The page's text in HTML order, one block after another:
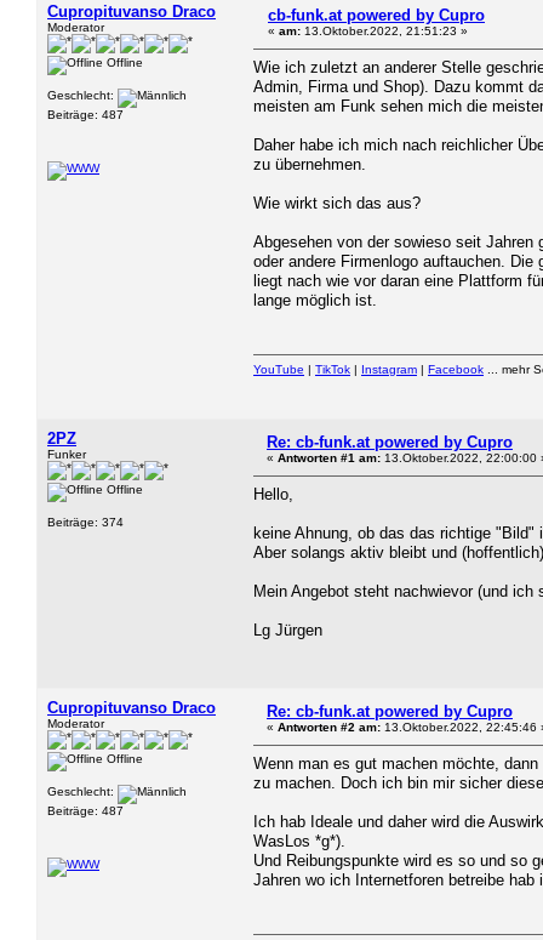
Cupropituvanso Draco
Moderator
Offline
Geschlecht:
Beiträge: 487
cb-funk.at powered by Cupro
« am: 13.Oktober.2022, 21:51:23 »
Wie ich zuletzt an anderer Stelle
Admin, Firma und Shop). Dazu kommt
meisten am Funk sehen mich die
Daher habe ich mich nach reichlicher
zu übernehmen.
Wie wirkt sich das aus?
Abgesehen von der sowieso seit Jahren
oder andere Firmenlogo auftauchen.
liegt nach wie vor daran eine Plattform
lange möglich ist.
YouTube | TikTok | Instagram | Facebook ... mehr
2PZ
Funker
Offline
Beiträge: 374
Re: cb-funk.at powered by Cupro
« Antworten #1 am: 13.Oktober.2022, 22:00:00
Hello,
keine Ahnung, ob das das richtige
Aber solangs aktiv bleibt und
Mein Angebot steht nachwievor (und
Lg Jürgen
Cupropituvanso Draco
Moderator
Offline
Geschlecht:
Beiträge: 487
Re: cb-funk.at powered by Cupro
« Antworten #2 am: 13.Oktober.2022, 22:45:46
Wenn man es gut machen möchte,
zu machen. Doch ich bin mir sicher
Ich hab Ideale und daher wird die
WasLos *g*).
Und Reibungspunkte wird es so und so
Jahren wo ich Internetforen betreibe